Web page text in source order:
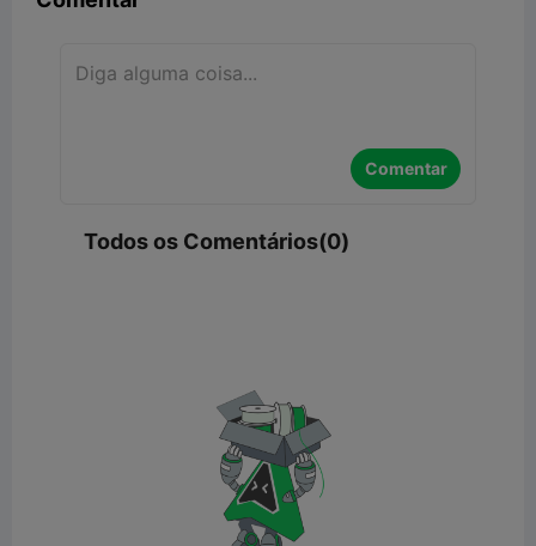
Comentar
Todos os Comentários(0)